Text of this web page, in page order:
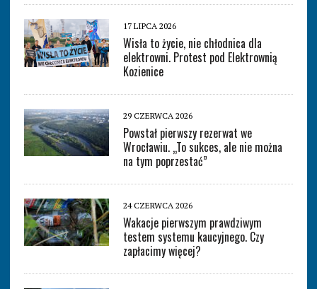
17 LIPCA 2026
Wisła to życie, nie chłodnica dla
elektrowni. Protest pod Elektrownią
Kozienice
29 CZERWCA 2026
Powstał pierwszy rezerwat we
Wrocławiu. „To sukces, ale nie można
na tym poprzestać”
24 CZERWCA 2026
Wakacje pierwszym prawdziwym
testem systemu kaucyjnego. Czy
zapłacimy więcej?